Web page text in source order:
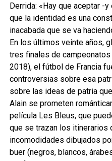
Derrida: «Hay que aceptar -
que la identidad es una
inacabada que se va
En los últimos veinte años,
tres finales de
2018), el fútbol de Francia
controversias sobre esa
sobre las ideas de patria
Alain se prometen
película Les Bleus, que
que se trazan los itinerarios
incomodidades dibujados
buer (negros, blancos,